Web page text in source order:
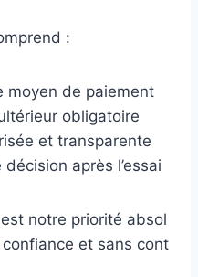
:
moyen de paiement
obligatoire
et transparente
après l’essai
notre priorité absol
et sans cont